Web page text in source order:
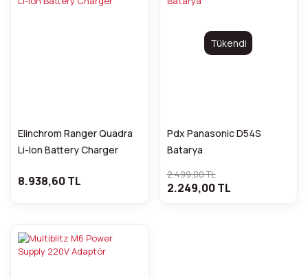
Elinchrom Ranger Quadra
Li-Ion Battery Charger
8.938,60 TL
Tükendi
Pdx Panasonic D54S
Batarya
2.499,00 TL
2.249,00 TL